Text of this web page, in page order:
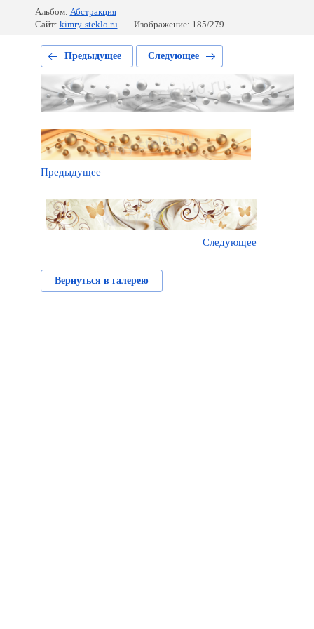
Альбом: Абстракция
Сайт: kimry-steklo.ru Изображение: 185/279
Предыдущее Следующее
Предыдущее
Следующее
Вернуться в галерею